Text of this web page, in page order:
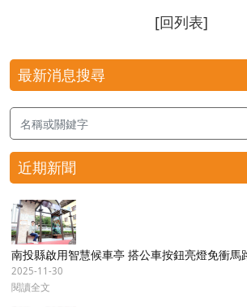
[回列表]
最新消息搜尋
近期新聞
南投縣啟用智慧候車亭 搭公車按鈕亮燈免衝馬
2025-11-30
閱讀全文